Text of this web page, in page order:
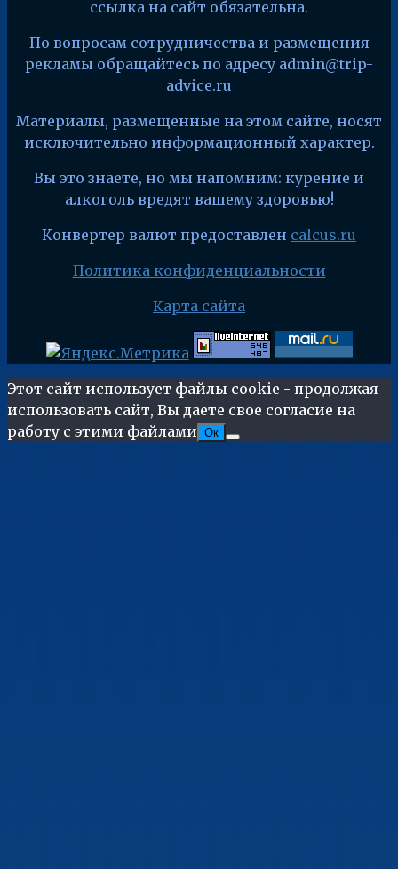
ссылка на сайт обязательна.
По вопросам сотрудничества и размещения
рекламы обращайтесь по адресу admin@trip-
advice.ru
Материалы, размещенные на этом сайте, носят
исключительно информационный характер.
Вы это знаете, но мы напомним: курение и
алкоголь вредят вашему здоровью!
Конвертер валют предоставлен calcus.ru
Политика конфиденциальности
Карта сайта
Этот сайт использует файлы cookie - продолжая
использовать сайт, Вы даете свое согласие на
работу с этими файлами Ок